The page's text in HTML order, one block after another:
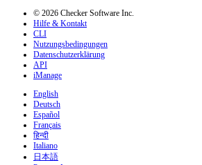
© 2026 Checker Software Inc.
Hilfe & Kontakt
CLI
Nutzungsbedingungen
Datenschutzerklärung
API
iManage
English
Deutsch
Español
Français
हिन्दी
Italiano
日本語